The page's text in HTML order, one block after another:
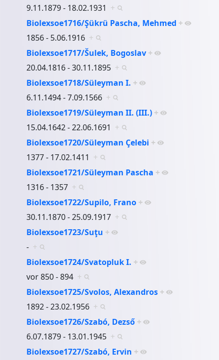
9.11.1879 - 18.02.1931 +
Biolexsoe1716/Şükrü Pascha, Mehmed +
1856 - 5.06.1916 +
Biolexsoe1717/Šulek, Bogoslav +
20.04.1816 - 30.11.1895 +
Biolexsoe1718/Süleyman I. +
6.11.1494 - 7.09.1566 +
Biolexsoe1719/Süleyman II. (III.) +
15.04.1642 - 22.06.1691 +
Biolexsoe1720/Süleyman Çelebi +
1377 - 17.02.1411 +
Biolexsoe1721/Süleyman Pascha +
1316 - 1357 +
Biolexsoe1722/Supilo, Frano +
30.11.1870 - 25.09.1917 +
Biolexsoe1723/Suţu +
- +
Biolexsoe1724/Svatopluk I. +
vor 850 - 894 +
Biolexsoe1725/Svolos, Alexandros +
1892 - 23.02.1956 +
Biolexsoe1726/Szabó, Dezső +
6.07.1879 - 13.01.1945 +
Biolexsoe1727/Szabó, Ervin +